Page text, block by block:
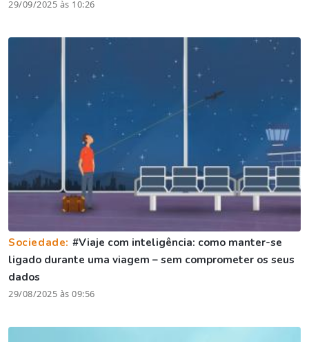
29/09/2025 às 10:26
Sociedade: #Viaje com inteligência: como manter-se
ligado durante uma viagem – sem comprometer os seus
dados
29/08/2025 às 09:56